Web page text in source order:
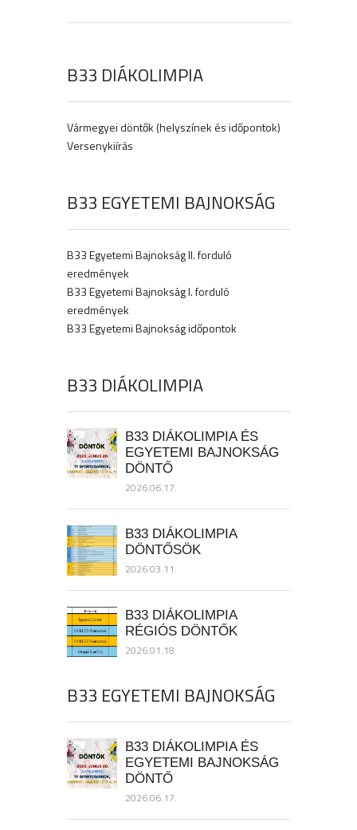
B33 DIÁKOLIMPIA
Vármegyei döntők (helyszínek és időpontok)
Versenykiírás
B33 EGYETEMI BAJNOKSÁG
B33 Egyetemi Bajnokság II. forduló
eredmények
B33 Egyetemi Bajnokság I. forduló
eredmények
B33 Egyetemi Bajnokság időpontok
B33 DIÁKOLIMPIA
B33 DIÁKOLIMPIA ÉS
EGYETEMI BAJNOKSÁG
DÖNTŐ
2026.06.17.
B33 DIÁKOLIMPIA
DÖNTŐSÖK
2026.03.11.
B33 DIÁKOLIMPIA
RÉGIÓS DÖNTŐK
2026.01.18.
B33 EGYETEMI BAJNOKSÁG
B33 DIÁKOLIMPIA ÉS
EGYETEMI BAJNOKSÁG
DÖNTŐ
2026.06.17.